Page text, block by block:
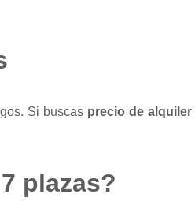
Si buscas precio de
plazas?